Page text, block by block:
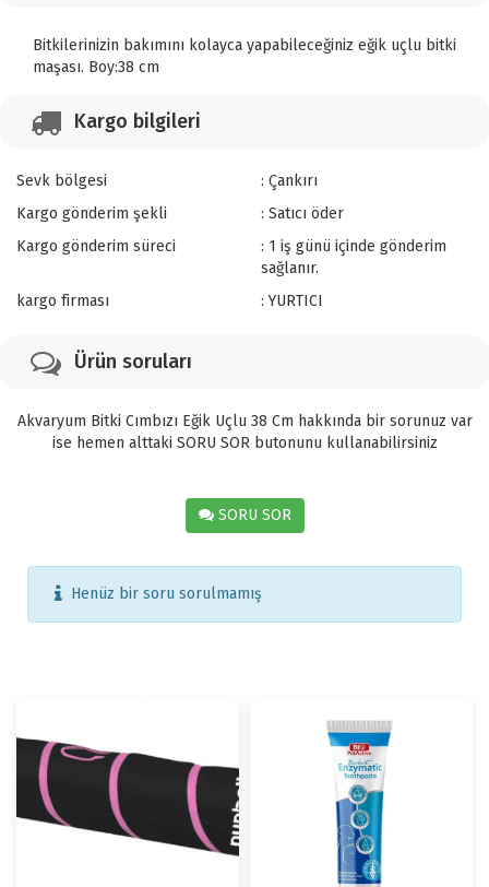
Bitkilerinizin bakımını kolayca yapabileceğiniz eğik uçlu bitki
maşası. Boy:38 cm
Kargo bilgileri
Sevk bölgesi
: Çankırı
Kargo gönderim şekli
: Satıcı öder
Kargo gönderim süreci
: 1 iş günü içinde gönderim
sağlanır.
kargo firması
: YURTICI
Ürün soruları
Akvaryum Bitki Cımbızı Eğik Uçlu 38 Cm hakkında bir sorunuz var
ise hemen alttaki SORU SOR butonunu kullanabilirsiniz
SORU SOR
Henüz bir soru sorulmamış